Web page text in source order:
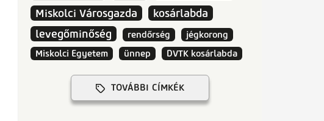
Miskolci Városgazda
kosárlabda
levegőminőség
rendőrség
jégkorong
Miskolci Egyetem
ünnep DVTK kosárlabda
TOVÁBBI CÍMKÉK